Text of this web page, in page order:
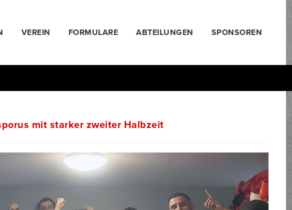
VEREIN FORMULARE ABTEILUNGEN SPONSOREN
mit starker zweiter Halbzeit